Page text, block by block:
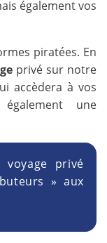
également vos
piratées. En
privé sur notre
accèdera à vos
une
voyage privé
» aux